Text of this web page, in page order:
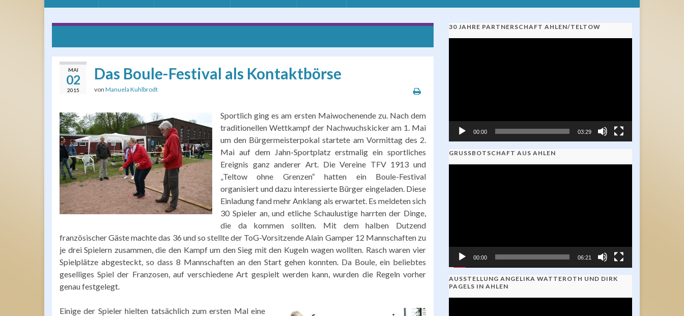
MAI
02
2015
Das Boule-Festival als Kontaktbörse
von Manuela Kuhlbrodt
Sportlich ging es am ersten Maiwochenende zu. Nach dem
traditionellen Wettkampf der Nachwuchskicker am 1. Mai
um den Bürgermeisterpokal startete am Vormittag des 2.
Mai auf dem Jahn-Sportplatz erstmalig ein sportliches
Ereignis ganz anderer Art. Die Vereine TFV 1913 und
„Teltow ohne Grenzen“ hatten ein Boule-Festival
organisiert und dazu interessierte Bürger eingeladen. Diese
Einladung fand mehr Anklang als erwartet. Es meldeten sich
30 Spieler an, und etliche Schaulustige harrten der Dinge,
die da kommen sollten. Mit dem halben Dutzend
französischer Gäste machte das 36 und so stellte der ToG-Vorsitzende Alain Gamper 12 Mannschaften zu
je drei Spielern zusammen, die den Kampf um den Sieg mit den Kugeln wagen wollten. Rasch waren vier
Spielplätze abgesteckt, so dass 8 Mannschaften an den Start gehen konnten. Da Boule, ein beliebtes
geselliges Spiel der Franzosen, auf verschiedene Art gespielt werden kann, wurden die Regeln vorher
genau festgelegt.
Einige der Spieler hielten tatsächlich zum ersten Mal eine
30 JAHRE PARTNERSCHAFT AHLEN/TELTOW
00:00 03:29
GRUSSBOTSCHAFT AUS AHLEN
00:00 06:21
AUSSTELLUNG ANGELIKA WATTEROTH UND DIRK
PAGELS IN AHLEN